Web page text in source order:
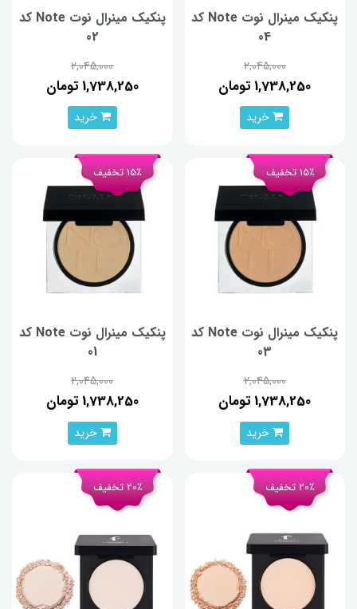
پنکیک مینرال نوت Note کد
04
2,045,000
1,738,250 تومان
خرید
پنکیک مینرال نوت Note کد
02
2,045,000
1,738,250 تومان
خرید
پنکیک مینرال نوت Note کد
03
2,045,000
1,738,250 تومان
15٪ تخفیف
خرید
پنکیک مینرال نوت Note کد
01
2,045,000
1,738,250 تومان
15٪ تخفیف
خرید
20٪ تخفیف 20٪ تخفیف